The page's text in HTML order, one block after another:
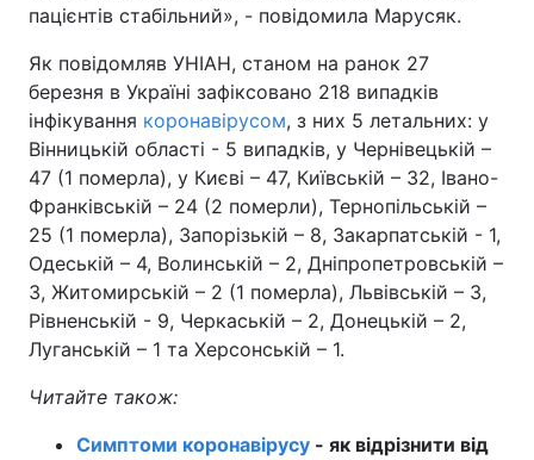
пацієнтів стабільний», - повідомила Марусяк.
Як повідомляв УНІАН, станом на ранок 27
березня в Україні зафіксовано 218 випадків
інфікування коронавірусом, з них 5 летальних: у
Вінницькій області - 5 випадків, у Чернівецькій –
47 (1 померла), у Києві – 47, Київській – 32, Івано-
Франківській – 24 (2 померли), Тернопільській –
25 (1 померла), Запорізькій – 8, Закарпатській - 1,
Одеській – 4, Волинській – 2, Дніпропетровській –
3, Житомирській – 2 (1 померла), Львівській – 3,
Рівненській - 9, Черкаській – 2, Донецькій – 2,
Луганській – 1 та Херсонській – 1.
Читайте також:
Симптоми коронавірусу - як відрізнити від